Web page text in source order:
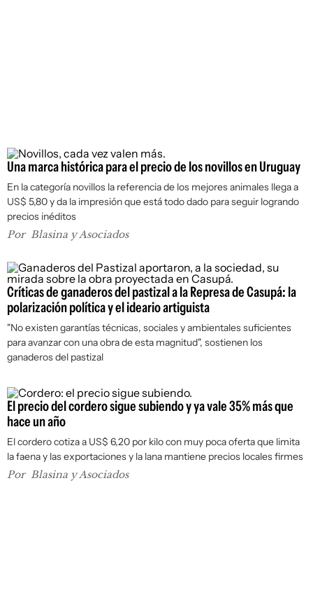
Una marca histórica para el precio de los novillos en Uruguay
En la categoría novillos la referencia de los mejores animales llega a
US$ 5,80 y da la impresión que está todo dado para seguir logrando
precios inéditos
Por Blasina y Asociados
Críticas de ganaderos del pastizal a la Represa de Casupá: la
polarización política y el ideario artiguista
"No existen garantías técnicas, sociales y ambientales suficientes
para avanzar con una obra de esta magnitud", sostienen los
ganaderos del pastizal
El precio del cordero sigue subiendo y ya vale 35% más que
hace un año
El cordero cotiza a US$ 6,20 por kilo con muy poca oferta que limita
la faena y las exportaciones y la lana mantiene precios locales firmes
Por Blasina y Asociados